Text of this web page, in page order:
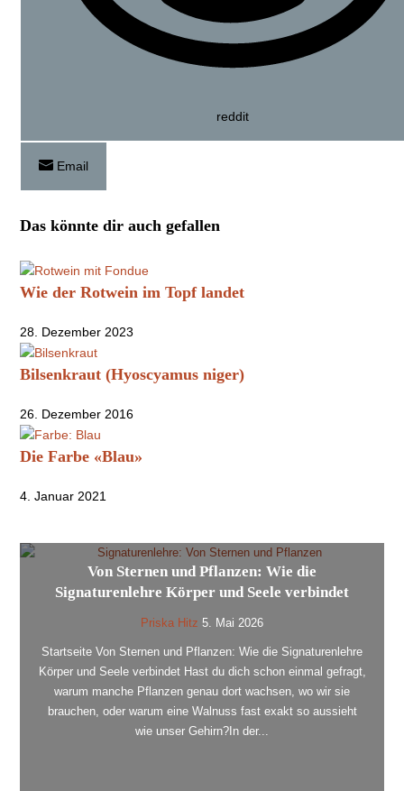
reddit
Email
Das könnte dir auch gefallen
Wie der Rotwein im Topf landet
28. Dezember 2023
Bilsenkraut (Hyoscyamus niger)
26. Dezember 2016
Die Farbe «Blau»
4. Januar 2021
Von Sternen und Pflanzen: Wie die
Signaturenlehre Körper und Seele verbindet
Priska Hitz 5. Mai 2026
Startseite Von Sternen und Pflanzen: Wie die Signaturenlehre
Körper und Seele verbindet Hast du dich schon einmal gefragt,
warum manche Pflanzen genau dort wachsen, wo wir sie
brauchen, oder warum eine Walnuss fast exakt so aussieht
wie unser Gehirn?In der...